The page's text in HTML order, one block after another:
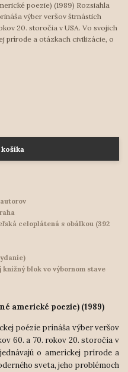
poezie) (1989) Rozsiahla
výber veršov štrnástich
20. storočia v USA. Vo svojich
prírode a otázkach civilizácie, o
celoplátená s obálkou (392
knižný blok vo výbornom stave
americké poezie) (1989)
poézie prináša výber veršov
60. a 70. rokov 20. storočia v
o americkej prírode a
sveta, jeho problémoch